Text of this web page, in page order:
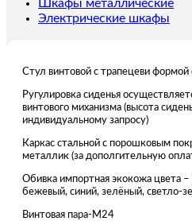
Шкафы металлические
Электрические шкафы
Стул винтовой с трапецеви формой
Ругулировка сиденья
винтового миханизма (высота
индивидуальному запросу)
Каркас стальной с порошковым
металлик (за дополгительную
Обивка импортная экокожа цвета
бежевый, синий, зелёный, светло-
Винтовая пара-М24